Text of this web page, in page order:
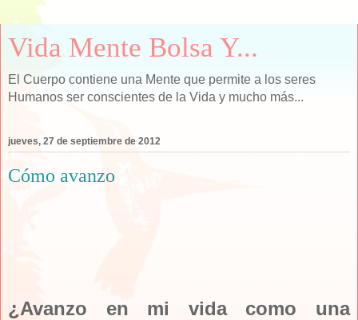
Vida Mente Bolsa Y...
El Cuerpo contiene una Mente que permite a los seres
Humanos ser conscientes de la Vida y mucho más...
jueves, 27 de septiembre de 2012
Cómo avanzo
¿Avanzo en mi vida como una